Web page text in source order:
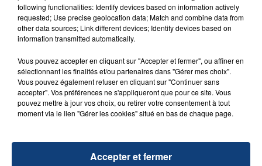
27 juin 2016
ASSURÉ.
following functionalities: Identify devices based on information actively
requested; Use precise geolocation data; Match and combine data from
other data sources; Link different devices; Identify devices based on
information transmitted automatically.
Vous pouvez accepter en cliquant sur "Accepter et fermer", ou affiner en
sélectionnant les finalités et/ou partenaires dans "Gérer mes choix".
Vous pouvez également refuser en cliquant sur "Continuer sans
accepter". Vos préférences ne s'appliqueront que pour ce site. Vous
pouvez mettre à jour vos choix, ou retirer votre consentement à tout
moment via le lien "Gérer les cookies" situé en bas de chaque page.
Accepter et fermer